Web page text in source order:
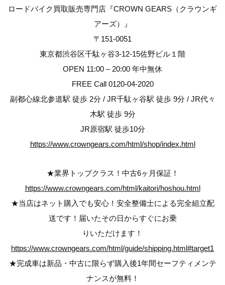
ロードバイク買取販売専門店『CROWN GEARS（クラウンギ
アーズ）』
〒151-0051
東京都渋谷区千駄ヶ谷3-12-15佐野ビル１階
OPEN 11:00 – 20:00 年中無休
FREE Call 0120-04-2020
副都心線北参道駅 徒歩 2分 / JR千駄ヶ谷駅 徒歩 9分 / JR代々
木駅 徒歩 9分
JR原宿駅 徒歩10分
https://www.crowngears.com/html/shop/index.html
★業界トップクラス！中古6ヶ月保証！
https://www.crowngears.com/html/kaitori/hoshou.html
★当店はネット購入でも安心！安全整備士による完全組立配
送です！届いたその日からすぐにお乗
りいただけます！
https://www.crowngears.com/html/guide/shipping.html#target1
★完成車は新品・中古に限らず購入後1年間セーフティメンテ
ナンスが無料！